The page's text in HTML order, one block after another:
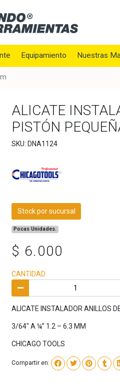
Equipamiento Nuestras
ALICATE
PISTÓN
SKU: DNA1124
Stock por sucursal
Pocas Unidades.
$ 6.000
CANTIDAD
ALICATE INSTALADOR ANILLOS
3/64″ A ¼” 1.2 – 6.3 MM
CHICAGO TOOLS
Compartir en: